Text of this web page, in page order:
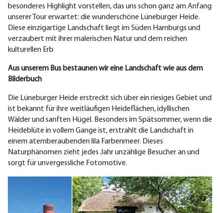
besonderes Highlight vorstellen, das uns schon ganz am Anfang
unserer Tour erwartet: die wunderschöne Lüneburger Heide.
Diese einzigartige Landschaft liegt im Süden Hamburgs und
verzaubert mit ihrer malerischen Natur und dem reichen
kulturellen Erb
Aus unserem Bus bestaunen wir eine Landschaft wie aus dem
Bilderbuch
Die Lüneburger Heide erstreckt sich über ein riesiges Gebiet und
ist bekannt für ihre weitläufigen Heideflächen, idyllischen
Wälder und sanften Hügel. Besonders im Spätsommer, wenn die
Heideblüte in vollem Gange ist, erstrahlt die Landschaft in
einem atemberaubenden lila Farbenmeer. Dieses
Naturphänomen zieht jedes Jahr unzählige Besucher an und
sorgt für unvergessliche Fotomotive.